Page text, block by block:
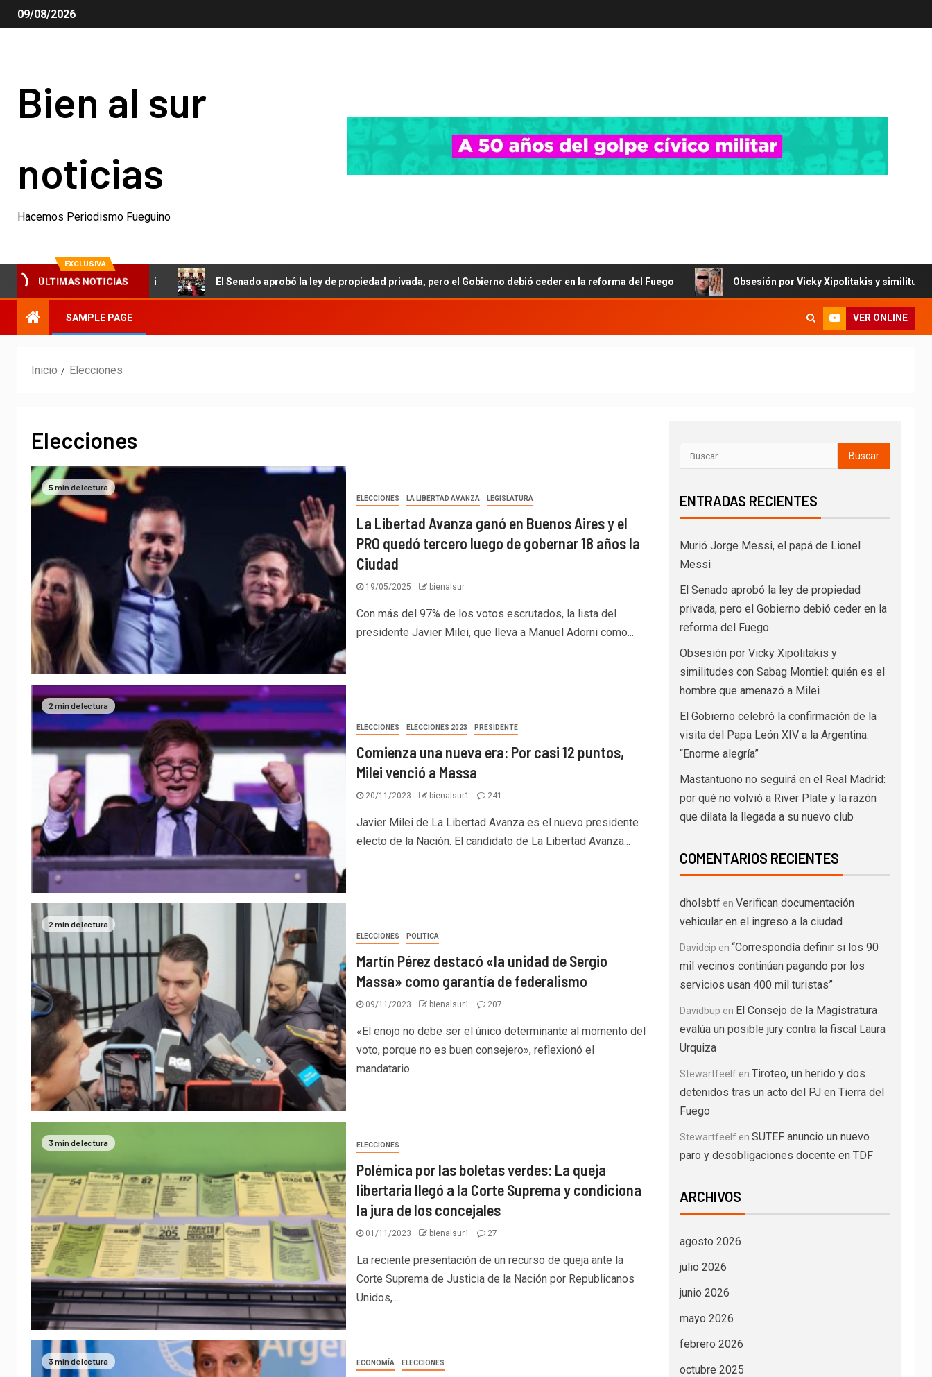
09/08/2026
Bien al sur
noticias
Hacemos Periodismo Fueguino
EXCLUSIVA
ÚLTIMAS NOTICIAS
de Lionel Messi El Senado aprobó la ley de propiedad privada, pero el Gobierno debió ceder en la reforma del Fuego Obsesión por Vicky Xipolitakis y similitudes con Sabag
SAMPLE PAGE VER ONLINE
Inicio Elecciones
Elecciones
5 min de lectura
ELECCIONES LA LIBERTAD AVANZA LEGISLATURA
La Libertad Avanza ganó en Buenos Aires y el
PRO quedó tercero luego de gobernar 18 años la
Ciudad
19/05/2025 bienalsur
Con más del 97% de los votos escrutados, la lista del
presidente Javier Milei, que lleva a Manuel Adorni como...
2 min de lectura
ELECCIONES ELECCIONES 2023 PRESIDENTE
Comienza una nueva era: Por casi 12 puntos,
Milei venció a Massa
20/11/2023 bienalsur1 241
Javier Milei de La Libertad Avanza es el nuevo presidente
electo de la Nación. El candidato de La Libertad Avanza...
2 min de lectura
ELECCIONES POLITICA
Martín Pérez destacó «la unidad de Sergio
Massa» como garantía de federalismo
09/11/2023 bienalsur1 207
«El enojo no debe ser el único determinante al momento del
voto, porque no es buen consejero», reflexionó el
mandatario....
3 min de lectura ELECCIONES
Polémica por las boletas verdes: La queja
libertaria llegó a la Corte Suprema y condiciona
la jura de los concejales
01/11/2023 bienalsur1 27
La reciente presentación de un recurso de queja ante la
Corte Suprema de Justicia de la Nación por Republicanos
Unidos,...
3 min de lectura ECONOMÍA ELECCIONES
ENTRADAS RECIENTES
Murió Jorge Messi, el papá de Lionel
Messi
El Senado aprobó la ley de propiedad
privada, pero el Gobierno debió ceder en la
reforma del Fuego
Obsesión por Vicky Xipolitakis y
similitudes con Sabag Montiel: quién es el
hombre que amenazó a Milei
El Gobierno celebró la confirmación de la
visita del Papa León XIV a la Argentina:
“Enorme alegría”
Mastantuono no seguirá en el Real Madrid:
por qué no volvió a River Plate y la razón
que dilata la llegada a su nuevo club
COMENTARIOS RECIENTES
dholsbtf en Verifican documentación
vehicular en el ingreso a la ciudad
Davidcip en “Correspondía definir si los 90
mil vecinos continúan pagando por los
servicios usan 400 mil turistas”
Davidbup en El Consejo de la Magistratura
evalúa un posible jury contra la fiscal Laura
Urquiza
Stewartfeelfen Tiroteo, un herido y dos
detenidos tras un acto del PJ en Tierra del
Fuego
Stewartfeelfen SUTEF anuncio un nuevo
paro y desobligaciones docente en TDF
ARCHIVOS
agosto 2026
julio 2026
junio 2026
mayo 2026
febrero 2026
octubre 2025